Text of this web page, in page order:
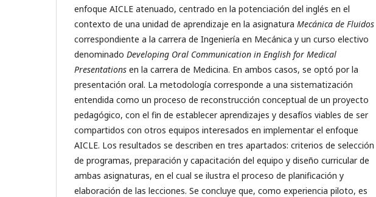
enfoque AICLE atenuado, centrado en la potenciación del inglés en el
contexto de una unidad de aprendizaje en la asignatura Mecánica de Fluidos
correspondiente a la carrera de Ingeniería en Mecánica y un curso electivo
denominado Developing Oral Communication in English for Medical
Presentations en la carrera de Medicina. En ambos casos, se optó por la
presentación oral. La metodología corresponde a una sistematización
entendida como un proceso de reconstrucción conceptual de un proyecto
pedagógico, con el fin de establecer aprendizajes y desafíos viables de ser
compartidos con otros equipos interesados en implementar el enfoque
AICLE. Los resultados se describen en tres apartados: criterios de selección
de programas, preparación y capacitación del equipo y diseño curricular de
ambas asignaturas, en el cual se ilustra el proceso de planificación y
elaboración de las lecciones. Se concluye que, como experiencia piloto, es